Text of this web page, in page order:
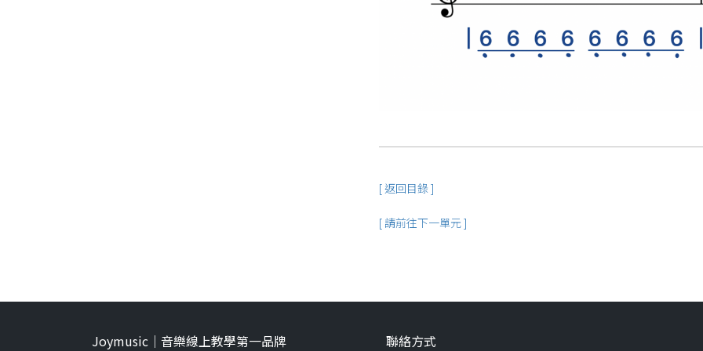
[ 返回目錄 ]
[ 請前往下一單元 ]
Joymusic｜音樂線上教學第一品牌 聯絡方式